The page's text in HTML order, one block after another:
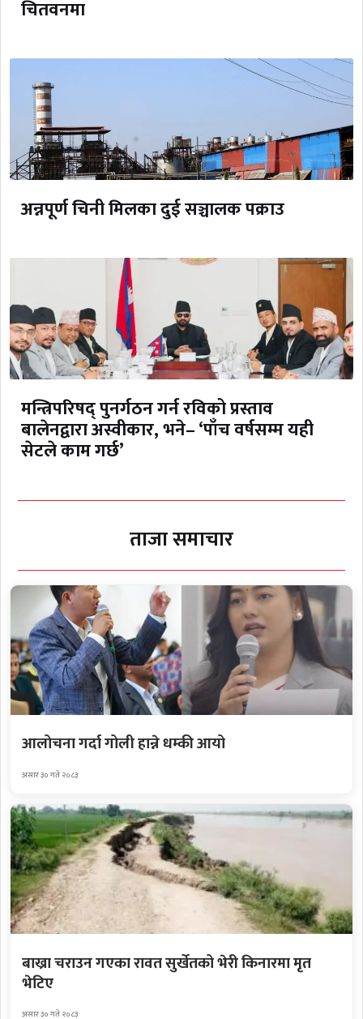
चितवनमा
अन्नपूर्ण चिनी मिलका दुई सञ्चालक पक्राउ
मन्त्रिपरिषद् पुनर्गठन गर्न रविको प्रस्ताव
बालेनद्वारा अस्वीकार, भने– ‘पाँच वर्षसम्म यही
सेटले काम गर्छ’
ताजा समाचार
आलोचना गर्दा गोली हान्ने धम्की आयो
असार ३० गते २०८३
बाख्रा चराउन गएका रावत सुर्खेतको भेरी किनारमा मृत
भेटिए
असार ३० गते २०८३